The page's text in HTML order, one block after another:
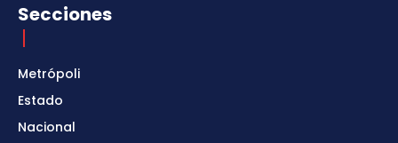
Secciones
Metrópoli
Estado
Nacional